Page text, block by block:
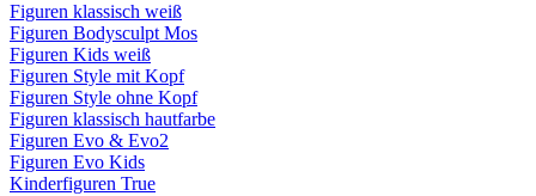
Figuren klassisch weiß
Figuren Bodysculpt Mos
Figuren Kids weiß
Figuren Style mit Kopf
Figuren Style ohne Kopf
Figuren klassisch hautfarbe
Figuren Evo & Evo2
Figuren Evo Kids
Kinderfiguren True